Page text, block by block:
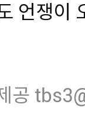
언쟁이
공